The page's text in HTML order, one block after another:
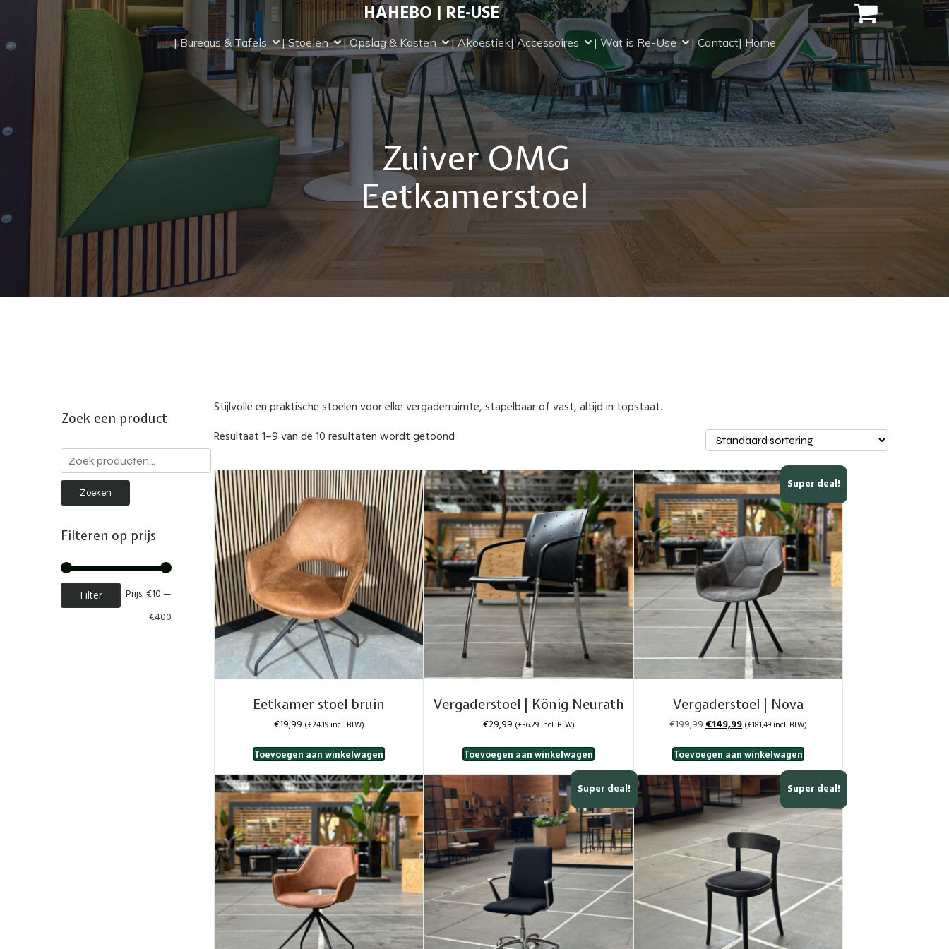
HAHEBO | RE-USE
| Bureaus & Tafels | Stoelen | Opslag & Kasten | Akoestiek| Accessoires | Wat is Re-Use | Contact| Home
Zuiver OMG
Eetkamerstoel
Zoek een product
Zoeken
naar:
Zoeken
Filteren op prijs
Filter Prijs:€10—
€400
Stijlvolle en praktische stoelen voor elke vergaderruimte, stapelbaar of vast, altijd in topstaat.
Resultaat 1–9 van de 10 resultaten wordt getoond
Eetkamer stoel bruin
€19,99 (€24,19incl. BTW)
Toevoegen aan winkelwagen
Vergaderstoel | König Neurath
€29,99 (€36,29incl. BTW)
Toevoegen aan winkelwagen
Super deal!
Vergaderstoel | Nova
€199,99Oorspronkelijke
was:
€149,99Huidige
is:
(€181,49incl. BTW)
Toevoegen aan winkelwagen
Super deal! Super deal!